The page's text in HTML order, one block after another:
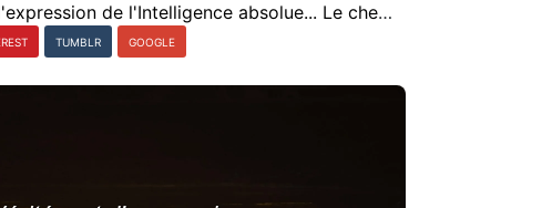
La VÃ©ritÃ© est l'expression de l'Intelligence absolue... Le chemin de la VÃ©ritÃ© est un exercice d'intelligence.
TUMBLR GOOGLE